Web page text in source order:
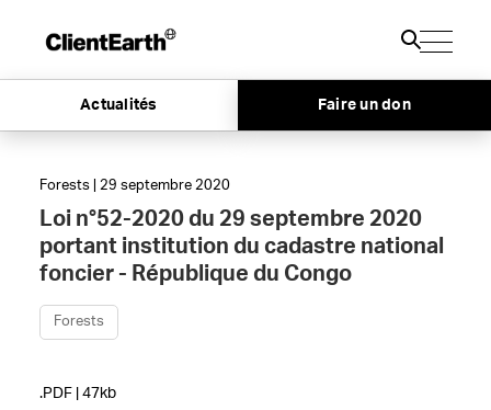
Actualités Faire un don
Forests | 29 septembre 2020
Loi n°52-2020 du 29 septembre 2020
portant institution du cadastre national
foncier - République du Congo
Forests
.PDF | 47kb